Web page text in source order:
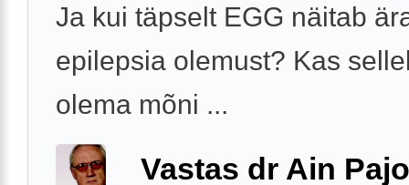
Ja kui täpselt EGG näitab
epilepsia olemust? Kas
olema mõni ...
Vastas dr Ain